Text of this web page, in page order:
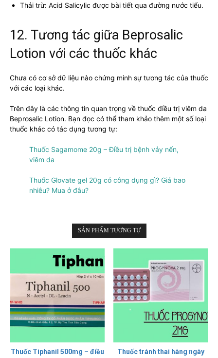
Thải trừ: Acid Salicylic được bài tiết qua đường nước tiểu.
12. Tương tác giữa Beprosalic
Lotion với các thuốc khác
Chưa có cơ sở dữ liệu nào chứng minh sự tương tác của thuốc
với các loại khác.
Trên đây là các thông tin quan trọng về thuốc điều trị viêm da
Beprosalic Lotion. Bạn đọc có thể tham khảo thêm một số loại
thuốc khác có tác dụng tương tự:
Thuốc Sagamome 20g – Điều trị bệnh vảy nến,
viêm da
Thuốc Glovate gel 20g có công dụng gì? Giá bao
nhiêu? Mua ở đâu?
SẢN PHẨM TƯƠNG TỰ
Thuốc Tiphanil 500mg – điều
Thuốc tránh thai hàng ngày